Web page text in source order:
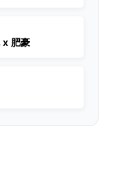
x 肥豪